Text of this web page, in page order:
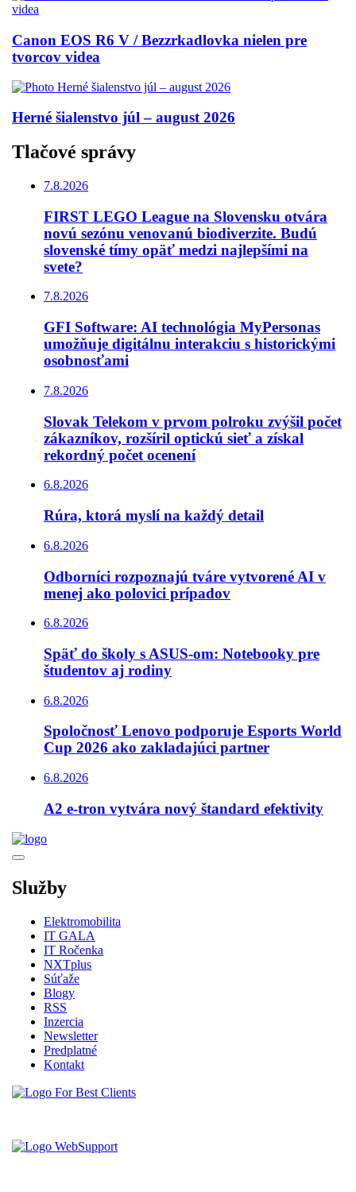
Canon EOS R6 V / Bezzrkadlovka nielen pre
tvorcov videa
Herné šialenstvo júl – august 2026
Tlačové správy
7.8.2026
FIRST LEGO League na Slovensku otvára
novú sezónu venovanú biodiverzite. Budú
slovenské tímy opäť medzi najlepšími na
svete?
7.8.2026
GFI Software: AI technológia MyPersonas
umožňuje digitálnu interakciu s historickými
osobnosťami
7.8.2026
Slovak Telekom v prvom polroku zvýšil počet
zákazníkov, rozšíril optickú sieť a získal
rekordný počet ocenení
6.8.2026
Rúra, ktorá myslí na každý detail
6.8.2026
Odborníci rozpoznajú tváre vytvorené AI v
menej ako polovici prípadov
6.8.2026
Späť do školy s ASUS-om: Notebooky pre
študentov aj rodiny
6.8.2026
Spoločnosť Lenovo podporuje Esports World
Cup 2026 ako zakladajúci partner
6.8.2026
A2 e-tron vytvára nový štandard efektivity
Služby
Elektromobilita
IT GALA
IT Ročenka
NXTplus
Súťaže
Blogy
RSS
Inzercia
Newsletter
Predplatné
Kontakt